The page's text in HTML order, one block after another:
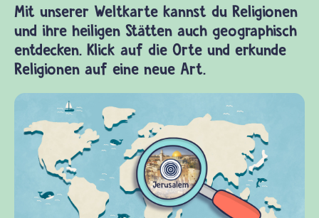
Mit unserer Weltkarte kannst du Religionen
und ihre heiligen Stätten auch geographisch
entdecken. Klick auf die Orte und erkunde
Religionen auf eine neue Art.